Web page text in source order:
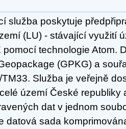
služba poskytuje
(LU) - stávající využití
pomocí technologie Atom.
(GPKG) a
Služba je veřejně
území České republiky
dat v jednom
datová sada